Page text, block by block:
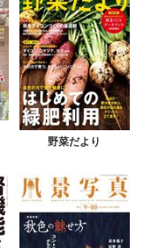
野菜だより